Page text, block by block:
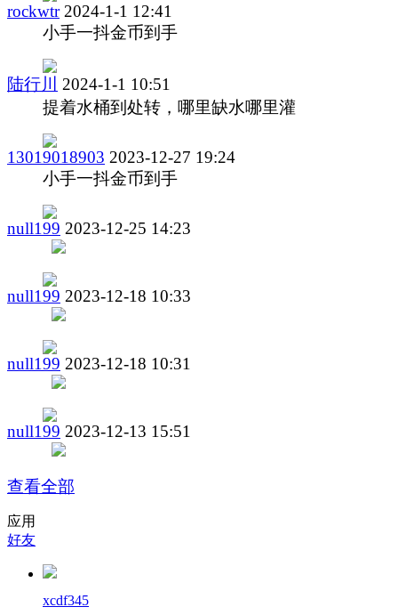
rockwtr 2024-1-1 12:41
小手一抖金币到手
陆行川
2024-1-1 10:51
提着水桶到处转，哪里缺水哪里灌
13019018903 2023-12-27 19:24
小手一抖金币到手
null199 2023-12-25 14:23
null199 2023-12-18 10:33
null199 2023-12-18 10:31
null199 2023-12-13 15:51
查看全部
应用
好友
xcdf345